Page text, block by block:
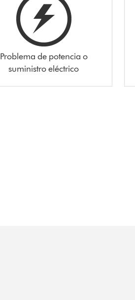
Problema de potencia o
suministro eléctrico